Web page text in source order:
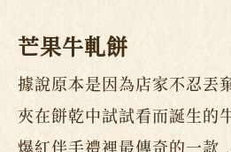
芒果牛軋餅
據說原本是因為店家不忍丟
夾在餅乾中試試看而誕生的
爆紅伴手禮裡最傳奇的一款